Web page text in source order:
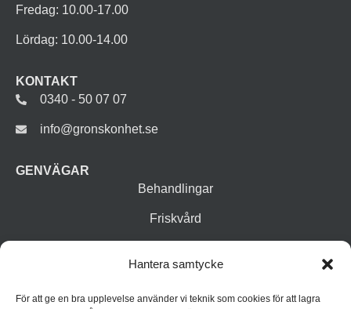
Hantera samtycke
För att ge en bra upplevelse använder vi teknik som cookies för att lagra
Fredag: 10.00-17.00
Lördag: 10.00-14.00
KONTAKT
0340 - 50 07 07
info@gronskonhet.se
GENVÄGAR
Behandlingar
Friskvård